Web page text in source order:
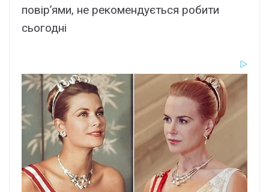
повір’ями, не рекомендується робити
сьогодні